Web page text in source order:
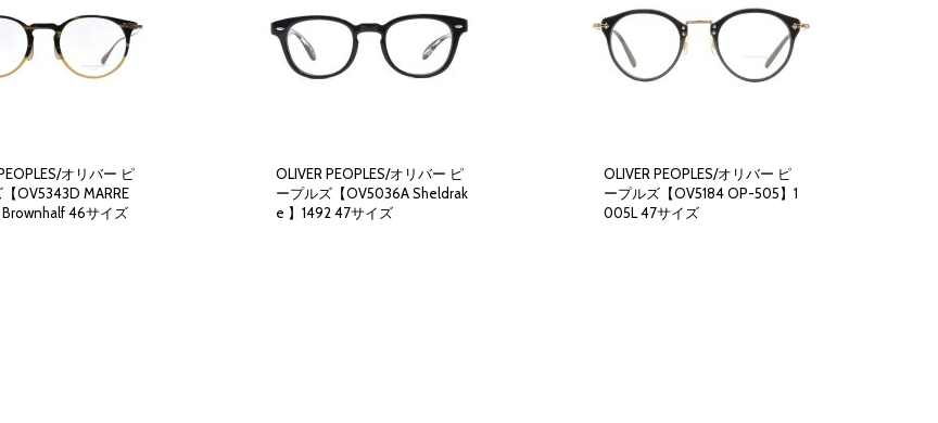
オリバー ピ
OV5343D MARRE
Brownhalf 46サイズ
円(税別)
OLIVER PEOPLES/オリバー ピ
ープルズ【OV5036A Sheldrak
e 】1492 47サイズ
50,500円(税別)
OLIVER PEOPLES/オリバー ピ
ープルズ【OV5184 OP-505】1
005L 47サイズ
54,900円